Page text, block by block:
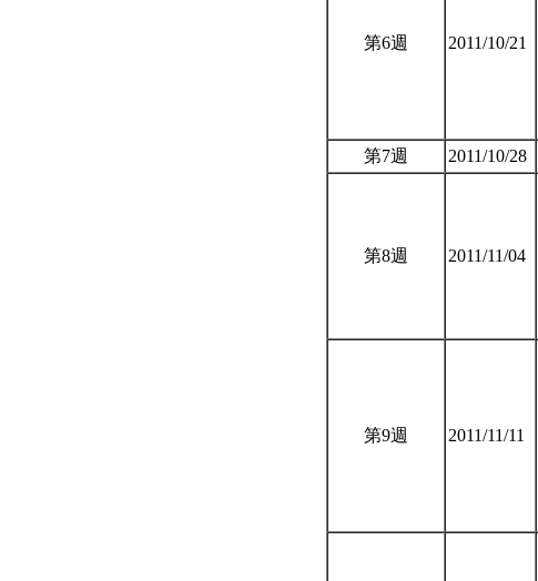
第6週 2011/10/21
第7週
2011/10/28
第8週 2011/11/04
第9週 2011/11/11